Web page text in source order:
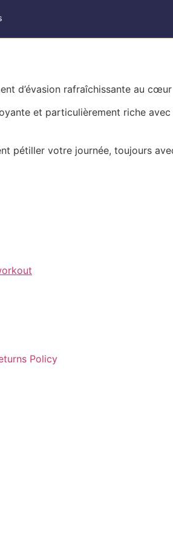
d’évasion rafraîchissante au
et particulièrement riche
pétiller votre journée, toujours
Policy